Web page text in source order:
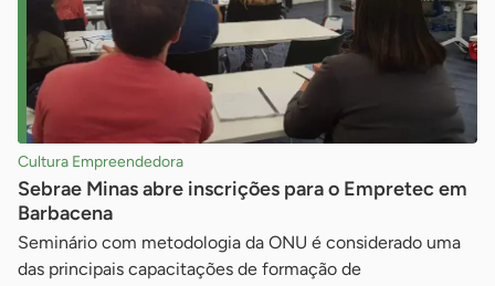
Cultura Empreendedora
Sebrae Minas abre inscrições para o Empretec em
Barbacena
Seminário com metodologia da ONU é considerado uma
das principais capacitações de formação de